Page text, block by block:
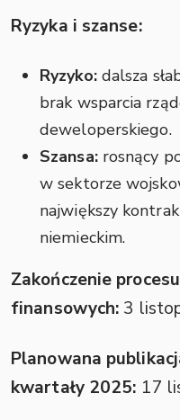
Ryzyka i szanse:
Ryzyko:dalsza
brak wsparcia
deweloperskiego.
Szansa:rosnący
w sektorze
największy
niemieckim.
Zakończenie
finansowych: 3
Planowana
kwartały 2025: 17